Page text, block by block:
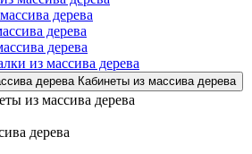
дерева
дерева
дерева
из массива дерева
Кабинеты из массива дерева
дерева